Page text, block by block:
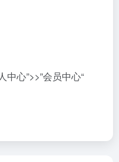
心”>>”会员中心“